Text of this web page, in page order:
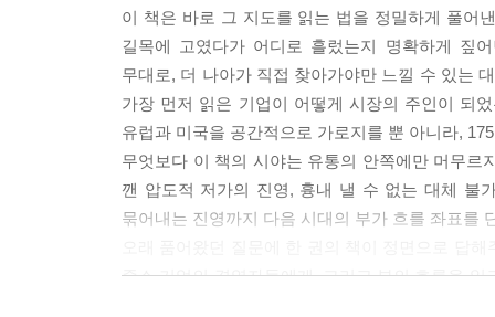
다음 지도가 그려질 영토는 네 가지 차원으로 펼
저가 또는 대체 불가 고가로 K자의 양 끝을 차지
국경을 넘고 한 사람의 평생을 묶어두는 고객의
오지 않을 것이다.
돈의 지도는 한번 그려지면 끝나는 것이 아니다.
도는 늘 새로운 영토 위에 펼쳐진다. 이번 4장에서
--- pp.220~221, (CHAPTER 4_ 넥스트 머니 플로우: 이제
돈에 대한 유통의 감각은 백화점에만 머물지 않
그중 모바일 비중은 2018년 24%에 불과하던 것
짚어왔다.
이 감각은 전 세계적으로 공통적인 현상이다. 아
세계 최상위 부호 명단에 늘 포함된다. 이들은
공통점을 가지고 있다. 유통은 그 어떤 산업보
『유통으로 그리는 돈의 지도』는 바로 이 감각이
1장 ‘돈이 모이는 저수지’는 소비 시장의 핵심 채
이 책은 바로 그 지도를 읽는 법을 정밀하게 풀어
길목에 고였다가 어디로 흘렀는지 명확하게 짚
무대로, 더 나아가 직접 찾아가야만 느낄 수 있는
가장 먼저 읽은 기업이 어떻게 시장의 주인이 되
유럽과 미국을 공간적으로 가로지를 뿐 아니라,
무엇보다 이 책의 시야는 유통의 안쪽에만 머무
깬 압도적 저가의 진영, 흉내 낼 수 없는 대체 불
묶어내는 진영까지 다음 시대의 부가 흐를 좌표를
중소 기업의 경영자들에게, 그리고 부의 흐름을